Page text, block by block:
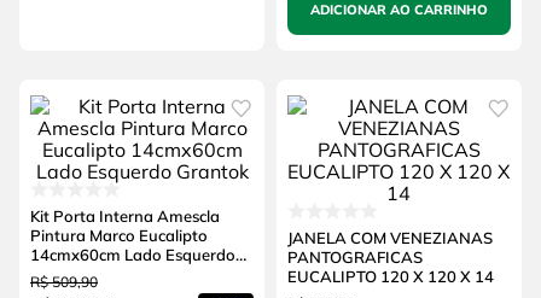
ADICIONAR AO CARRINHO
Kit Porta Interna Amescla
Pintura Marco Eucalipto
14cmx60cm Lado Esquerdo
Grantok
R$ 509,90
JANELA COM VENEZIANAS
PANTOGRAFICAS
EUCALIPTO 120 X 120 X 14